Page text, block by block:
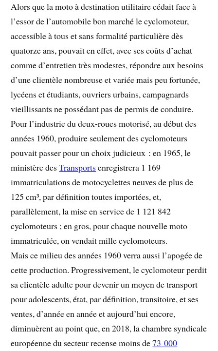
Alors que la moto à destination utilitaire cédait face à
l’essor de l’automobile bon marché le cyclomoteur,
accessible à tous et sans formalité particulière dès
quatorze ans, pouvait en effet, avec ses coûts d’achat
comme d’entretien très modestes, répondre aux besoins
d’une clientèle nombreuse et variée mais peu fortunée,
lycéens et étudiants, ouvriers urbains, campagnards
vieillissants ne possédant pas de permis de conduire.
Pour l’industrie du deux-roues motorisé, au début des
années 1960, produire seulement des cyclomoteurs
pouvait passer pour un choix judicieux : en 1965, le
ministère desTransports enregistrera 1 169
immatriculations de motocyclettes neuves de plus de
125 cm³, par définition toutes importées, et,
parallèlement, la mise en service de 1 121 842
cyclomoteurs ; en gros, pour chaque nouvelle moto
immatriculée, on vendait mille cyclomoteurs.
Mais ce milieu des années 1960 verra aussi l’apogée de
cette production. Progressivement, le cyclomoteur perdit
sa clientèle adulte pour devenir un moyen de transport
pour adolescents, état, par définition, transitoire, et ses
ventes, d’année en année et aujourd’hui encore,
diminuèrent au point que, en 2018, la chambre syndicale
européenne du secteur recense moins de73 000